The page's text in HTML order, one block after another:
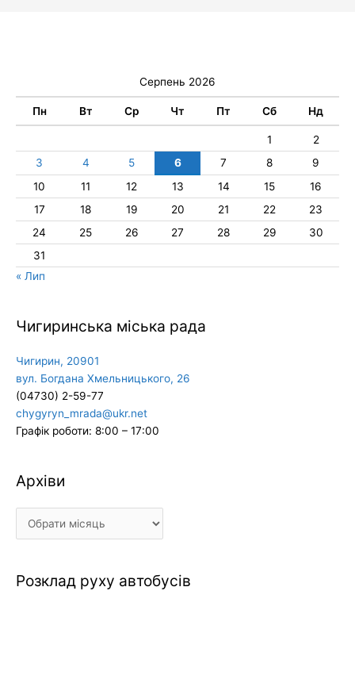
Серпень 2026
Пн Вт Ср Чт Пт Сб Нд
1
2
3
4 5 6 7 8
9
10
11 12 13 14 15
16
17
18 19 20 21 22
23
24
25 26 27 28 29
30
31
« Лип
Чигиринська міська рада
Чигирин, 20901
вул. Богдана Хмельницького, 26
(04730) 2-59-77
chygyryn_mrada@ukr.net
Графік роботи: 8:00 – 17:00
Архіви
Архіви
Розклад руху автобусів